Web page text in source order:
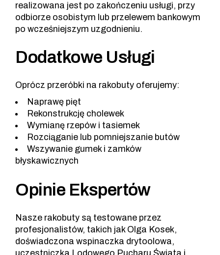
realizowana jest po zakończeniu usługi, przy
odbiorze osobistym lub przelewem bankowym
po wcześniejszym uzgodnieniu.
Dodatkowe Usługi
Oprócz przeróbki na rakobuty oferujemy:
Naprawę pięt
Rekonstrukcję cholewek
Wymianę rzepów i tasiemek
Rozciąganie lub pomniejszanie butów
Wszywanie gumek i zamków
błyskawicznych
Opinie Ekspertów
Nasze rakobuty są testowane przez
profesjonalistów, takich jak Olga Kosek,
doświadczona wspinaczka drytoolowa,